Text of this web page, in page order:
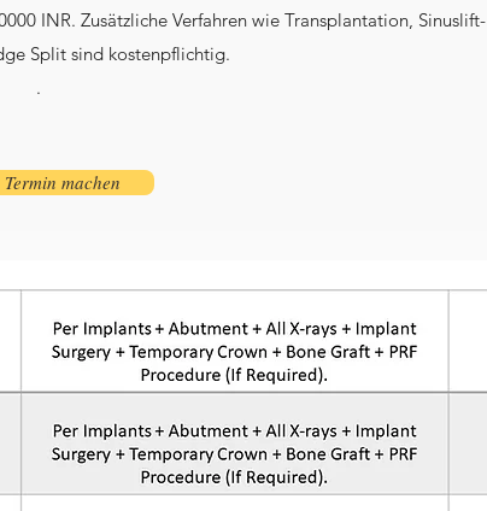
INR. Zusätzliche Verfahren wie Transplantation, Sinuslift-
Split sind kostenpflichtig.
.
machen